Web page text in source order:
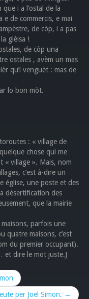
i a l’ostal de la
e de commercis, e mai
de còp, i a pas
glèisa !
de còp una
ostales , avèm un mas
qu’i venguèt : mas de
lo bon mòt.
: « village de
chose qui me
« village ». Mais, nom
c’est à-dire un
église, une poste et des
désertification des
que la mairie
maisons, parfois une
quatre maisons, c’est
du premier occupant).
et dire le mot juste.J
per Joël Simon. →